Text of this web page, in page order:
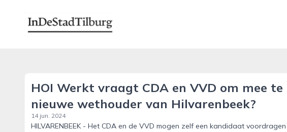
indestadtilburg.nl
HOI Werkt vraagt CDA en VVD om mee
nieuwe wethouder van Hilvarenbeek?
14 jun. 2024
HILVARENBEEK - Het CDA en de VVD mogen zelf een kandidaat